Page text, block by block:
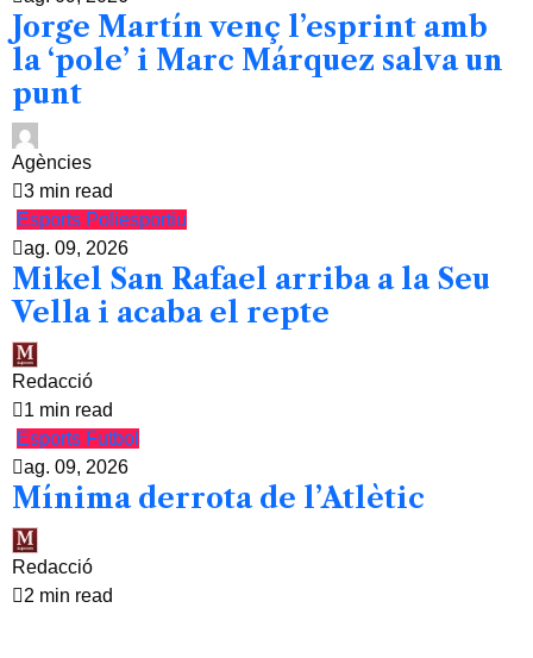
Jorge Martín venç l’esprint amb
la ‘pole’ i Marc Márquez salva un
punt
Agències
3 min read
Esports Poliesportiu
ag. 09, 2026
Mikel San Rafael arriba a la Seu
Vella i acaba el repte
Redacció
1 min read
Esports Futbol
ag. 09, 2026
Mínima derrota de l’Atlètic
Redacció
2 min read